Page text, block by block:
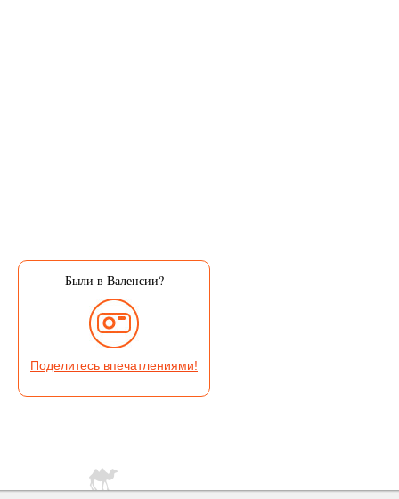
Были в Валенсии?
Поделитесь впечатлениями!